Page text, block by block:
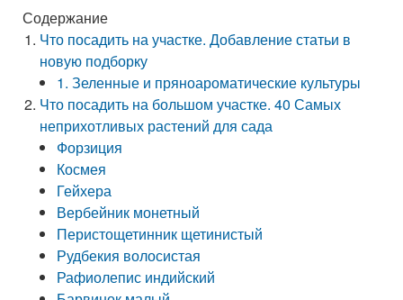
Содержание
Что посадить на участке. Добавление статьи в
новую подборку
1. Зеленные и пряноароматические культуры
Что посадить на большом участке. 40 Самых
неприхотливых растений для сада
Форзиция
Космея
Гейхера
Вербейник монетный
Перистощетинник щетинистый
Рудбекия волосистая
Рафиолепис индийский